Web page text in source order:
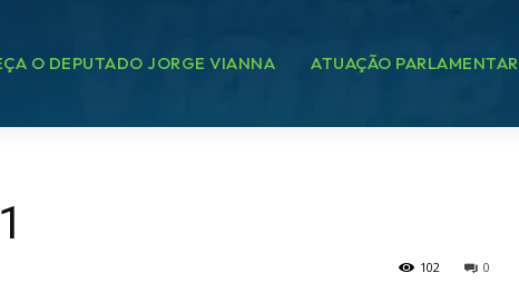
O DEPUTADO JORGE VIANNA ATUAÇÃO PARLAMENTAR
0
102